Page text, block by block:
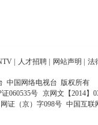
人才招聘 网站声明 法
中国网络电视台 版权所有
060535号
京网文【2014】
证（京）字098号 中国互联